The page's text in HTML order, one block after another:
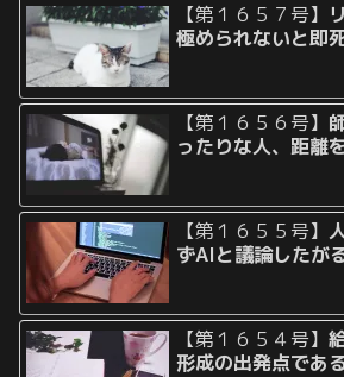
【第１６５７号】
極められないと即
【第１６５６号】
ったりな人、距離
【第１６５５号】
ずAIと議論したが
【第１６５４号】
形成の出発点であ